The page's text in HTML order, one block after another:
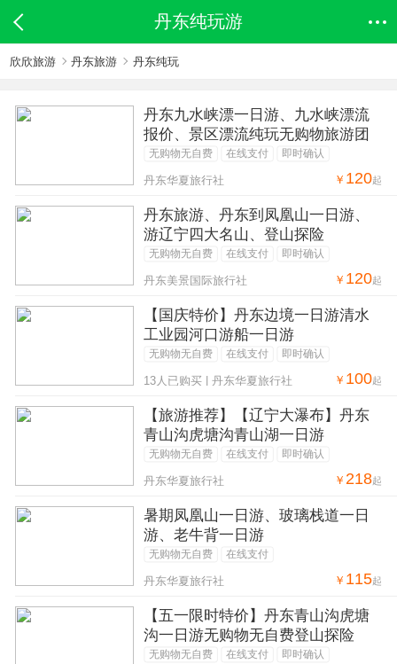
丹东纯玩游
欣欣旅游 丹东旅游 丹东纯玩
丹东九水峡漂一日游、九水峡漂流
报价、景区漂流纯玩无购物旅游团
无购物无自费 在线支付 即时确认
丹东华夏旅行社 ￥ 120起
丹东旅游、丹东到凤凰山一日游、
游辽宁四大名山、登山探险
无购物无自费 在线支付 即时确认
丹东美景国际旅行社 ￥ 120起
【国庆特价】丹东边境一日游清水
工业园河口游船一日游
无购物无自费 在线支付 即时确认
13人已购买 | 丹东华夏旅行社 ￥ 100起
【旅游推荐】【辽宁大瀑布】丹东
青山沟虎塘沟青山湖一日游
无购物无自费 在线支付 即时确认
丹东华夏旅行社 ￥218起
暑期凤凰山一日游、玻璃栈道一日
游、老牛背一日游
无购物无自费 在线支付
丹东华夏旅行社 ￥ 115起
【五一限时特价】丹东青山沟虎塘
沟一日游无购物无自费登山探险
无购物无自费 在线支付 即时确认